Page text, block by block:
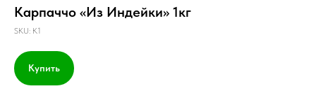
Карпаччо «Из Индейки» 1кг
SKU: K1
Купить